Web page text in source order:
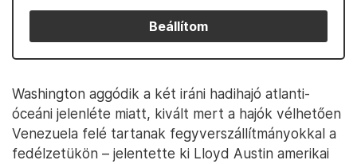
Beállítom
Washington aggódik a két iráni hadihajó atlanti-
óceáni jelenléte miatt, kivált mert a hajók vélhetően
Venezuela felé tartanak fegyverszállítmányokkal a
fedélzetükön – jelentette ki Lloyd Austin amerikai